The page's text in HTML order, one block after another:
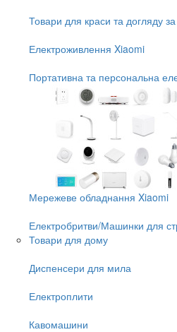
Товари для краси та догляду
Електроживлення Xiaomi
Портативна та персональна
Мережеве обладнання Xiaomi
Електробритви/Машинки для
Товари для дому
Диспенсери для мила
Електроплити
Кавомашини